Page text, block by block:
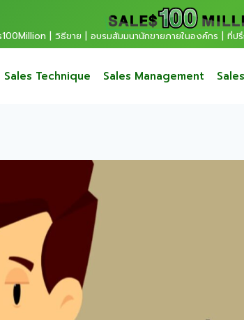
| วิธีขาย | อบรมสัมมนานักขายภายในองค์กร | ที่ป
Sales Technique Sales Management